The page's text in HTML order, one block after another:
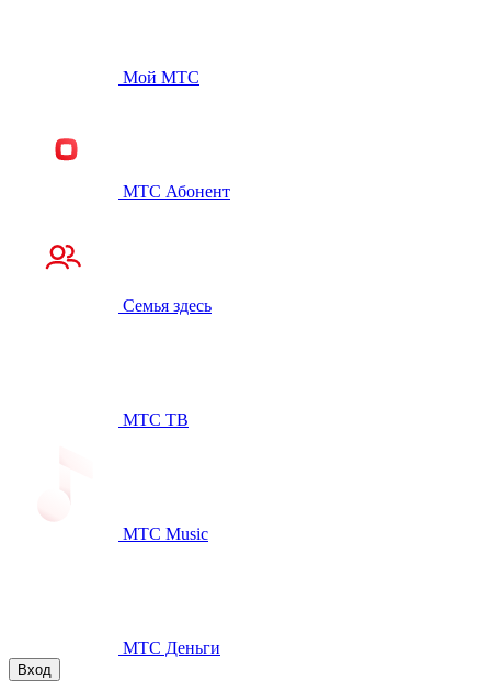
Мой МТС
МТС Абонент
Семья здесь
МТС ТВ
МТС Music
МТС Деньги
Вход